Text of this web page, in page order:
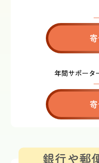
年間サポータ
銀行や郵